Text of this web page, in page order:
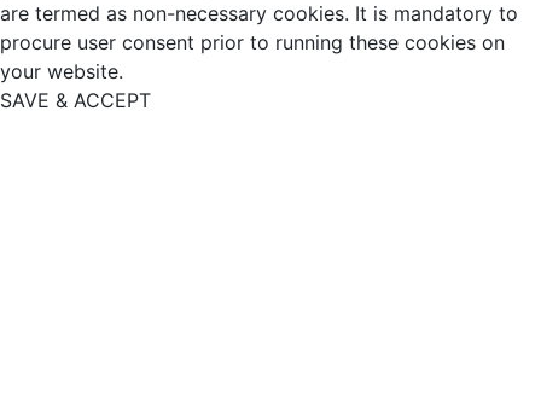
are termed as non-necessary cookies. It is mandatory to
procure user consent prior to running these cookies on
your website.
SAVE & ACCEPT